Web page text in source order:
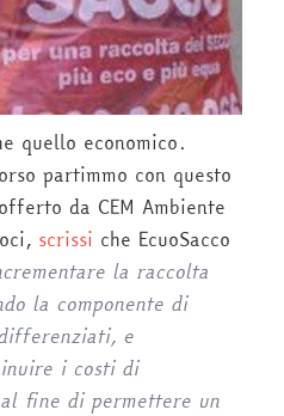
quello economico.
partimmo con questo
da CEM Ambiente
scrissi che EcuoSacco
la raccolta
la componente di
e
i costi di
fine di permettere un